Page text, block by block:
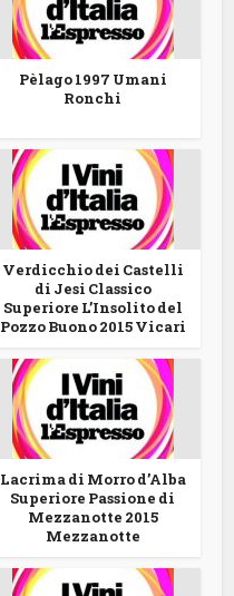
Pèlago 1997 Umani
Ronchi
Verdicchio dei Castelli
di Jesi Classico
Superiore L’Insolito del
Pozzo Buono 2015 Vicari
Lacrima di Morro d’Alba
Superiore Passione di
Mezzanotte 2015
Mezzanotte